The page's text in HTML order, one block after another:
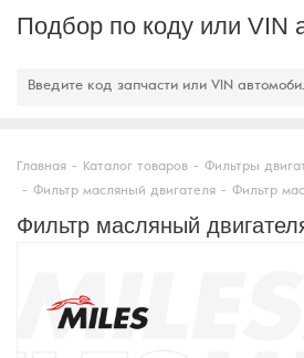
Подбор по коду или VIN
Главная - Каталог товаров - Фильтры
- Фильтр масляный двигателя - Фильтр
Фильтр масляный